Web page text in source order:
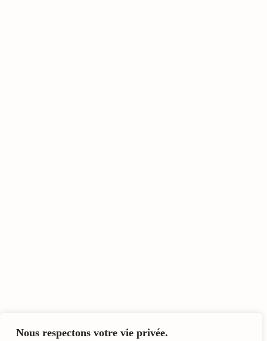
Nous respectons votre vie privée.